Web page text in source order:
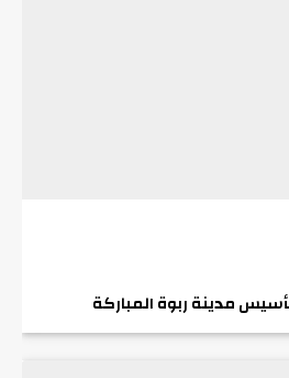
مدينة ربوة المباركة